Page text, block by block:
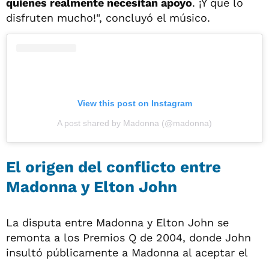
disfruten mucho!", concluyó el músico.
View this post on Instagram
A post shared by Madonna (@madonna)
El origen del conflicto entre
Madonna y Elton John
La disputa entre Madonna y Elton John se
remonta a los Premios Q de 2004, donde John
insultó públicamente a Madonna al aceptar el